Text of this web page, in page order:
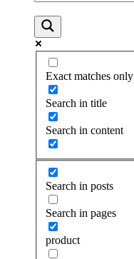
Exact matches only
Search in title
Search in content
Search in posts
Search in pages
product